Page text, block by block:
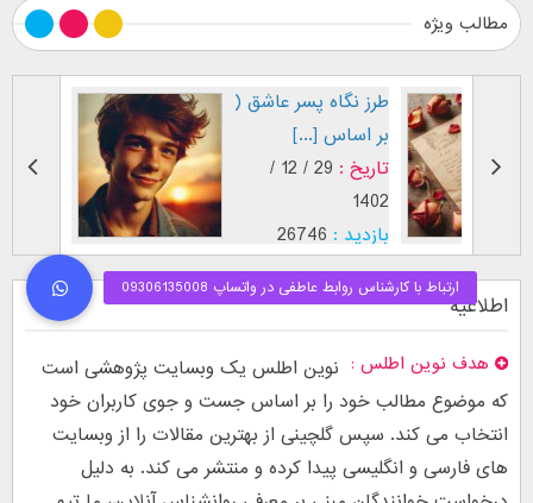
مطالب ویژه
تاریخ :
طرز نگاه پسر عاشق (
بر اساس [...]
تاریخ :
29 / 12 /
1402
بازدید : 26746
موضوع :جذب عشق
اطلاعیه
هدف نوین اطلس
نوین اطلس یک وبسایت پژوهشی است
که موضوع مطالب خود را بر اساس جست و جوی کاربران خود
انتخاب می کند. سپس گلچینی از بهترین مقالات را از وبسایت
های فارسی و انگلیسی پیدا کرده و منتشر می کند. به دلیل